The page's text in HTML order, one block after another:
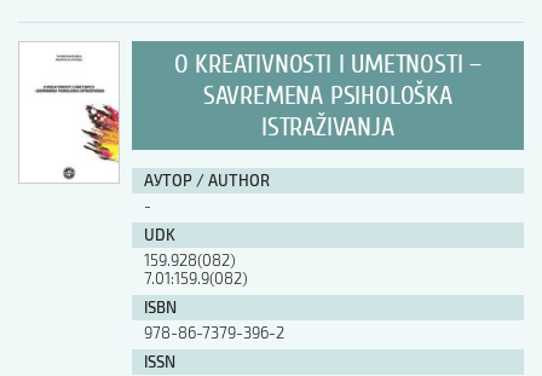
O KREATIVNOSTI I UMETNOSTI –
SAVREMENA PSIHOLOŠKA
ISTRAŽIVANJA
АУТОР / AUTHOR
-
UDK
159.928(082)
7.01:159.9(082)
ISBN
978-86-7379-396-2
ISSN